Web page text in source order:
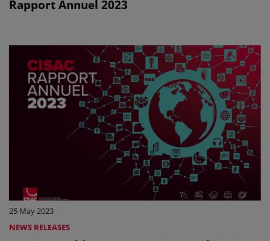
Rapport Annuel 2023
25 May 2023
NEWS RELEASES